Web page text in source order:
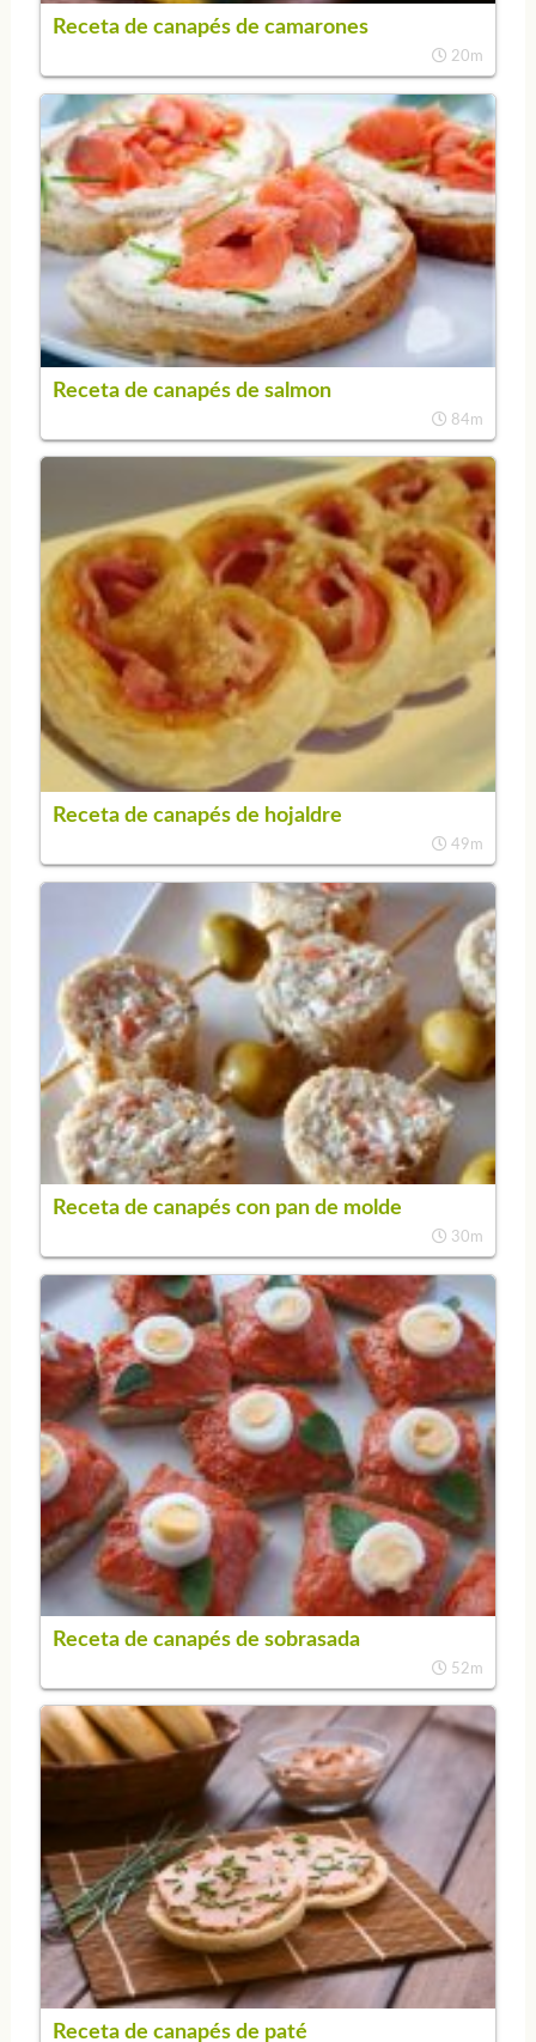
Receta de canapés de camarones
20m
Receta de canapés de salmon
84m
Receta de canapés de hojaldre
49m
Receta de canapés con pan de molde
30m
Receta de canapés de sobrasada
52m
Receta de canapés de paté